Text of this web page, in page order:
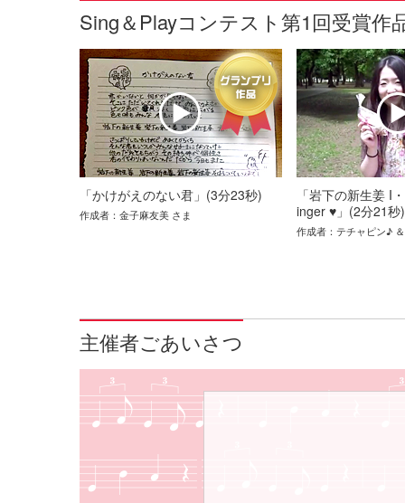
Sing＆Playコンテスト第1回受賞作
「かけがえのない君」(3分23秒)
作成者：金子麻友美 さま
「岩下の新生姜 I
inger ♥」(2分21秒)
作成者：テチャピン♪
主催者ごあいさつ